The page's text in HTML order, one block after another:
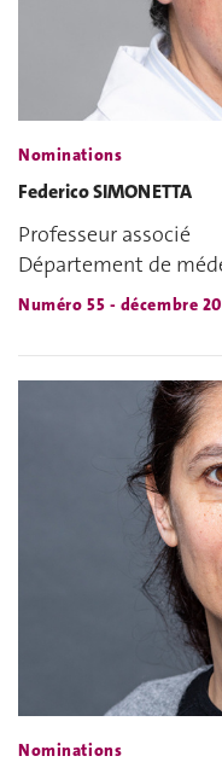
Nominations
Federico SIMONETTA
Professeur associé
Département de
Numéro 55 - décembre
Nominations